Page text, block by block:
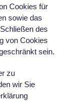
Cookies für
sowie das
des
von Cookies
sein.
zu
wir Sie